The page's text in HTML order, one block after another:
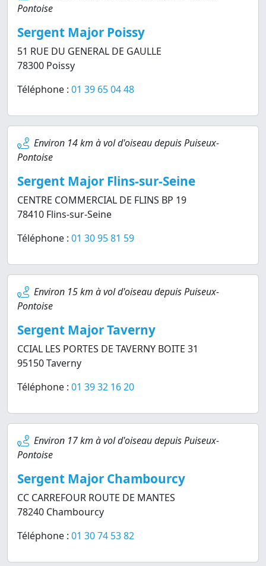
Pontoise
Sergent Major Poissy
51 RUE DU GENERAL DE GAULLE
78300 Poissy
Téléphone : 01 39 65 04 48
Environ 14 km à vol d'oiseau depuis Puiseux-
Pontoise
Sergent Major Flins-sur-Seine
CENTRE COMMERCIAL DE FLINS BP 19
78410 Flins-sur-Seine
Téléphone : 01 30 95 81 59
Environ 15 km à vol d'oiseau depuis Puiseux-
Pontoise
Sergent Major Taverny
CCIAL LES PORTES DE TAVERNY BOITE 31
95150 Taverny
Téléphone : 01 39 32 16 20
Environ 17 km à vol d'oiseau depuis Puiseux-
Pontoise
Sergent Major Chambourcy
CC CARREFOUR ROUTE DE MANTES
78240 Chambourcy
Téléphone : 01 30 74 53 82